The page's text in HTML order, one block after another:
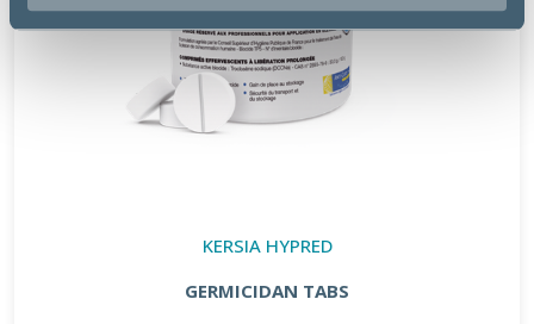
KERSIA HYPRED
GERMICIDAN TABS